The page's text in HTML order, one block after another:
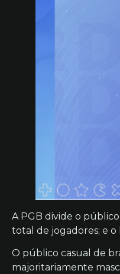
A PGB divide o
total de jogadores; e o
O público casual de
majoritariamente